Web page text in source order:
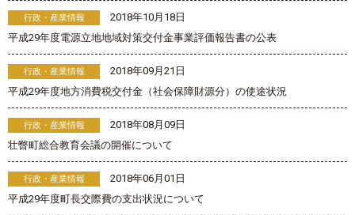
行政・産業情報
2018年10月18日
平成29年度電源立地地域対策交付金事業評価報告書の公表
行政・産業情報
2018年09月21日
平成29年度地方消費税交付金（社会保障財源分）の使途状況
行政・産業情報
2018年08月09日
壮瞥町総合教育会議の開催について
行政・産業情報
2018年06月01日
平成29年度町長交際費の支出状況について